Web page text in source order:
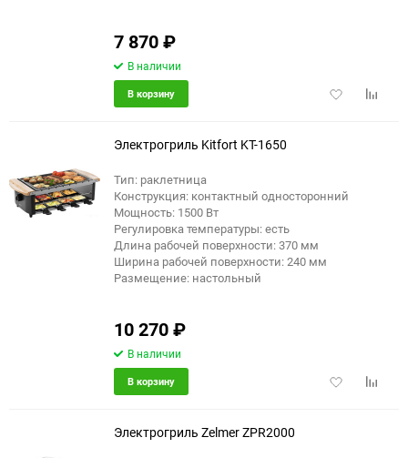
7 870₽
В наличии
Добавить
В корзину
Электрогриль Kitfort KT-1650
Тип: раклетница
Конструкция: контактный односторонний
Мощность: 1500 Вт
Регулировка температуры: есть
Длина рабочей поверхности: 370 мм
Ширина рабочей поверхности: 240 мм
Размещение: настольный
10 270₽
В наличии
Добавить
В корзину
Электрогриль Zelmer ZPR2000